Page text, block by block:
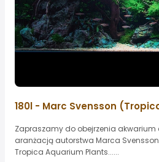
180l - Marc Svensson
Zapraszamy do obejrzenia akwarium
aranżacją autorstwa Marca
Tropica Aquarium Plants......